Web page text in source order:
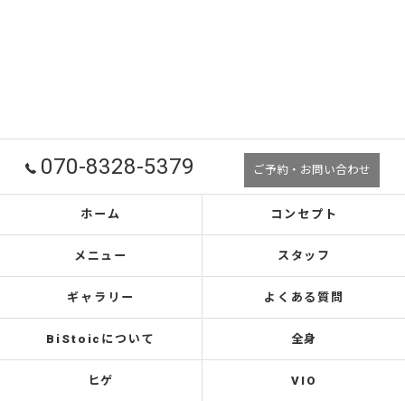
070-8328-5379 ご予約・お問い合わせ
ホーム コンセプト
メニュー スタッフ
ギャラリー よくある質問
BiStoicについて 全身
ヒゲ VIO